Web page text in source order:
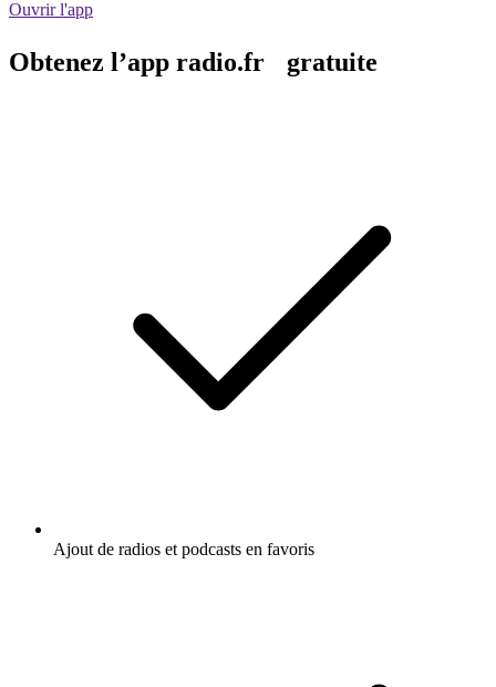
Ouvrir l'app
Obtenez l’app radio.fr gratuite
Ajout de radios et podcasts en favoris